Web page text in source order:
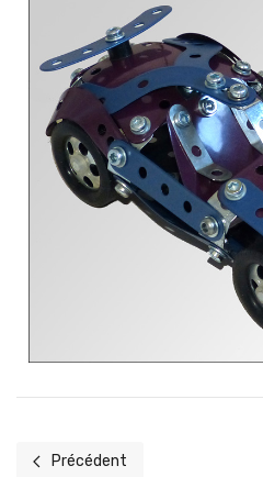
Article précédent : 5820 : Xtreme
Précédent